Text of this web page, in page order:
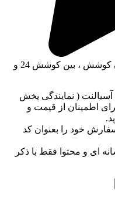
خراسان رضوی ، مشهد ، خیابان کوشش ، بین کوشش 24 و
آسیالنت ( نمایندگی پخش
اطمینان از قیمت و
سفارش خود را بعنوان کد
ای و محتوا فقط با ذکر